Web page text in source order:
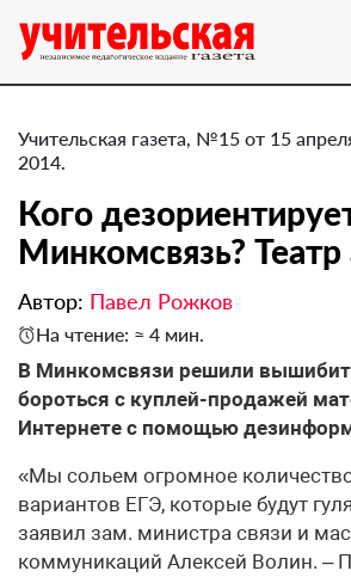
Учительская газета, №15 от 15
2014.
Кого
Минкомсвязь? Театр
Автор: Павел Рожков
На чтение: ≈ 4 мин.
В Минкомсвязи решили
бороться с куплей-продажей
Интернете с помощью
«Мы сольем огромное
вариантов ЕГЭ, которые будут
заявил зам. министра связи и
коммуникаций Алексей Волин. –